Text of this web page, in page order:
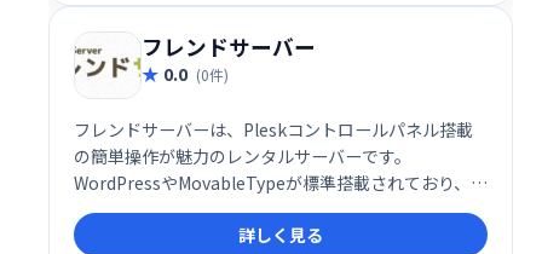
フレンドサーバー
0.0 (0件)
フレンドサーバーは、Pleskコントロールパネル搭載
の簡単操作が魅力のレンタルサーバーです。
WordPressやMovableTypeが標準搭載されており、1
クリックでインストールできます。マルチドメイン、
メール、データベースも無制限で利用でき、常時SSL
詳しく見る